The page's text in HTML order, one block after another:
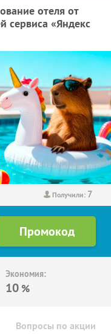
отеля от
сервиса «Яндекс
Получили: 7
Экономия:
10 %
Вопросы по акции